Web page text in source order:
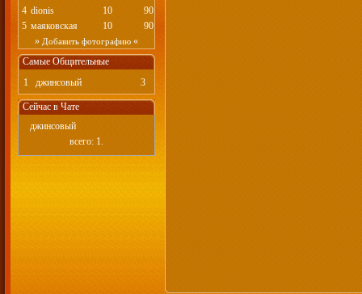
4 dionis 10
90
5 маяковская 10
90
» Добавить фотографию «
Самые Общительные
1
джинсовый 3
Сейчас в Чате
джинсовый
всего: 1.